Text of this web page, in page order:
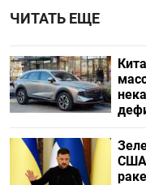
ЧИТАТЬ ЕЩЕ
США